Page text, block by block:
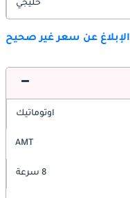
خليجي
الإبلاغ عن سعر غير صحيح
اوتوماتيك
AMT
8 سرعة